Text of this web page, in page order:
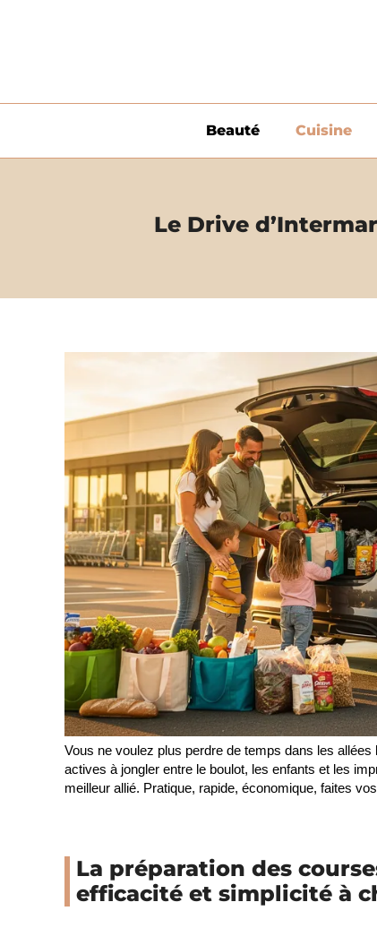
Beauté Cuisine
Le Drive
Vous ne voulez plus perdre de temps dans les
actives à jongler entre le boulot, les enfants et les
meilleur allié. Pratique, rapide, économique, faites
La préparation des
efficacité et simplicité à